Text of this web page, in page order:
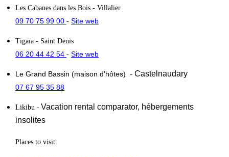
Les Cabanes dans les Bois - Villalier
09 70 75 99 00 - Site web
Tigaïa - Saint Denis
06 20 44 42 54 - Site web
Le Grand Bassin (maison d'hôtes) - Castelnaudary
07 67 95 35 88
Likibu - Vacation rental comparator, hébergements
insolites
Places to visit: